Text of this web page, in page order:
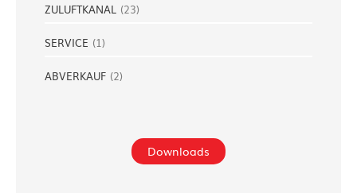
ZULUFTKANAL (23)
SERVICE (1)
ABVERKAUF (2)
Downloads